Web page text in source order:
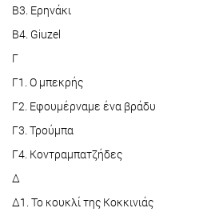
B3. Ερηνάκι
B4. Giuzel
Γ
Γ1. Ο μπεκρής
Γ2. Εφουμέρναμε ένα βράδυ
Γ3. Τρούμπα
Γ4. Κοντραμπατζήδες
Δ
Δ1. Το κουκλί της Κοκκινιάς